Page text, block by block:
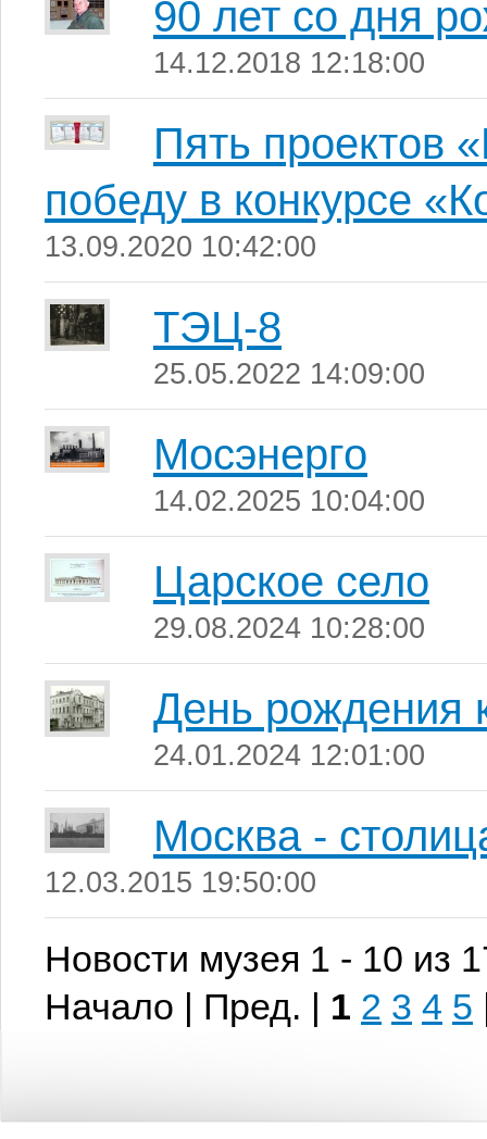
90 лет со дня
14.12.2018 12:18:00
Пять проектов
победу в конкурсе
13.09.2020 10:42:00
ТЭЦ-8
25.05.2022 14:09:00
Мосэнерго
14.02.2025 10:04:00
Царское село
29.08.2024 10:28:00
День рождения
24.01.2024 12:01:00
Москва -
12.03.2015 19:50:00
Новости музея 1 - 10 из
Начало | Пред. | 1 2 3 4 5